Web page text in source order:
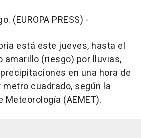
(EUROPA PRESS) -
está este jueves, hasta el
amarillo (riesgo) por lluvias,
en una hora de
cuadrado, según la
Meteorología (AEMET).